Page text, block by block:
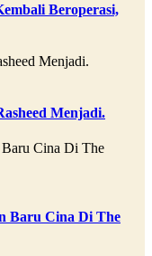
Beroperasi,
Menjadi.
Baru Cina Di The